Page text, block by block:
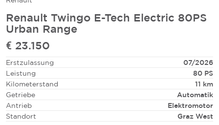
Renault Twingo E-Tech Electric 80PS
Urban Range
€ 23.150
Erstzulassung
07/2026
Leistung
80 PS
Kilometerstand
11 km
Getriebe
Automatik
Antrieb
Elektromotor
Standort
Graz West